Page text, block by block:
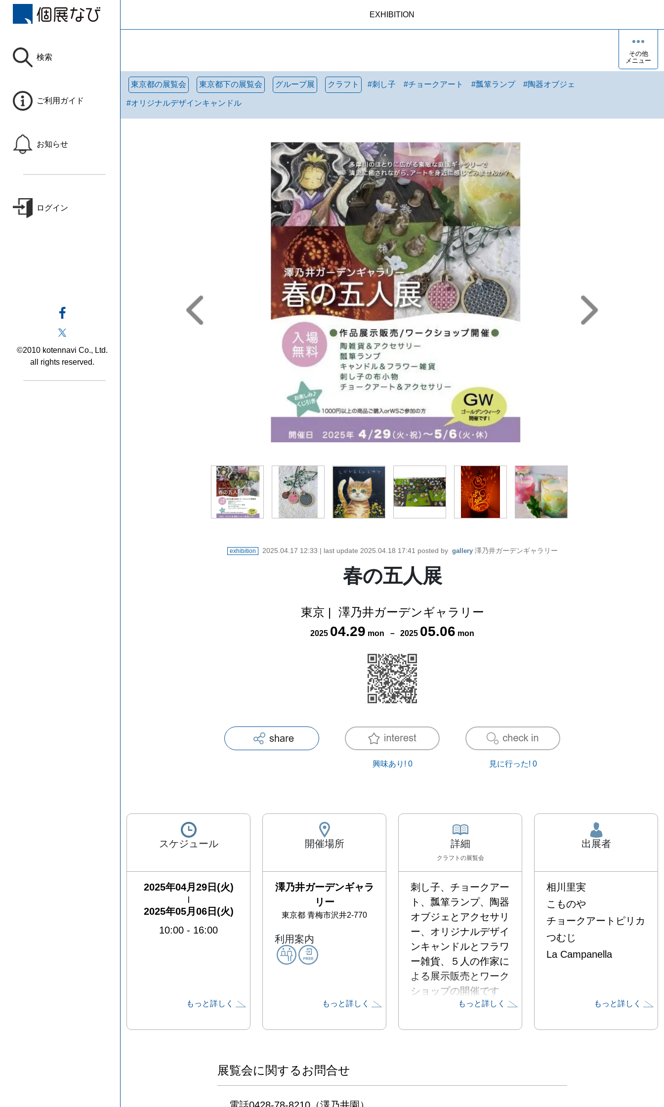
検索
ご利用ガイド
お知らせ
ログイン
©2010 kotennavi Co., Ltd.
all rights reserved.
EXHIBITION
その他
メニュー
東京都の展覧会 東京都下の展覧会 グループ展 クラフト #刺し子 #チョークアート #瓢箪ランプ #陶器オブジェ
#オリジナルデザインキャンドル
exhibition 2025.04.17 12:33 | last update 2025.04.18 17:41 posted by gallery 澤乃井ガーデンギャラリー
春の五人展
東京 | 澤乃井ガーデンギャラリー
2025 04.29 mon － 2025 05.06 mon
興味あり! 0 見に行った! 0
スケジュール
2025年04月29日(火)
2025年05月06日(火)
10:00 - 16:00
もっと詳しく
開催場所
澤乃井ガーデンギャラ
リー
東京都 青梅市沢井2-770
利用案内
もっと詳しく
詳細
クラフト の展覧会
刺し子、チョークアー
ト、瓢箪ランプ、陶器
オブジェとアクセサリ
ー、オリジナルデザイ
ンキャンドルとフラワ
ー雑貨、５人の作家に
よる展示販売とワーク
ショップの開催です
もっと詳しく
出展者
相川里実
こものや
チョークアートピリカ
つむじ
La Campanella
もっと詳しく
展覧会に関するお問合せ